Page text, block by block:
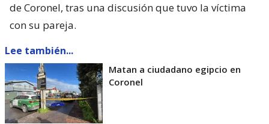
de Coronel, tras una discusión que tuvo la víctima
con su pareja.
Lee también...
Matan a ciudadano egipcio en
Coronel